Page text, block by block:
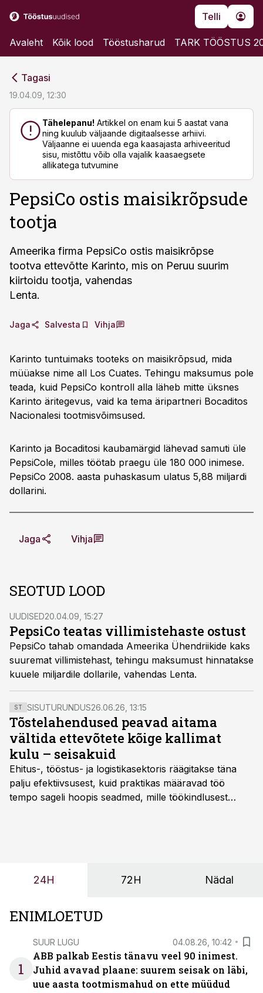
Telli
Avaleht Kõik lood Tööstusharud TARK TÖÖSTUS
Tagasi
19.04.09, 12:30
Tähelepanu! Artikkel on enam kui 5 aastat vana
ning kuulub väljaande digitaalsesse arhiivi.
Väljaanne ei uuenda ega kaasajasta arhiveeritud
sisu, mistõttu võib olla vajalik kaasaegsete
allikatega tutvumine
PepsiCo ostis maisikrõpsude
tootja
Ameerika firma PepsiCo ostis maisikrõpse
tootva ettevõtte Karinto, mis on Peruu suurim
kiirtoidu tootja, vahendas
Lenta.
Jaga Salvesta Vihja
Karinto tuntuimaks tooteks on maisikrõpsud, mida
müüakse nime all Los Cuates. Tehingu maksumus pole
teada, kuid PepsiCo kontroll alla läheb mitte üksnes
Karinto äritegevus, vaid ka tema äripartneri Bocaditos
Nacionalesi tootmisvõimsused.
Karinto ja Bocaditosi kaubamärgid lähevad samuti üle
PepsiCole, milles töötab praegu üle 180 000 inimese.
PepsiCo 2008. aasta puhaskasum ulatus 5,88 miljardi
dollarini.
Jaga Vihja
SEOTUD LOOD
UUDISED20.04.09, 15:27
PepsiCo teatas villimistehaste ostust
PepsiCo tahab omandada Ameerika Ühendriikide kaks
suuremat villimistehast, tehingu maksumust hinnatakse
kuuele miljardile dollarile, vahendas Lenta.
ST SISUTURUNDUS26.06.26, 13:15
Tõstelahendused peavad aitama
vältida ettevõtete kõige kallimat
kulu – seisakuid
Ehitus-, tööstus- ja logistikasektoris räägitakse täna
palju efektiivsusest, kuid praktikas määravad töö
tempo sageli hoopis seadmed, mille töökindlusest
24H 72H Nädal
ENIMLOETUD
1
SUUR LUGU 04.08.26, 10:42
ABB palkab Eestis tänavu veel 90 inimest.
Juhid avavad plaane: suurem seisak on läbi,
uue aasta tootmismahud on ette müüdud